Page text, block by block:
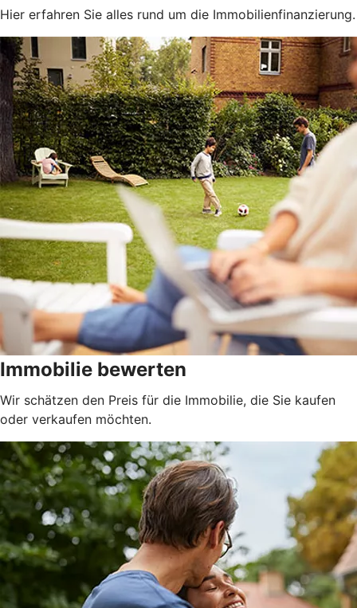
Hier erfahren Sie alles rund um die Immobilienfinanzierung.
Immobilie bewerten
Wir schätzen den Preis für die Immobilie, die Sie kaufen
oder verkaufen möchten.